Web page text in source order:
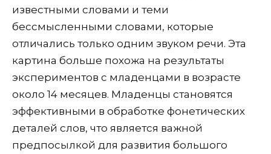
известными словами и теми
бессмысленными словами, которые
отличались только одним звуком речи. Эта
картина больше похожа на результаты
экспериментов с младенцами в возрасте
около 14 месяцев. Младенцы становятся
эффективными в обработке фонетических
деталей слов, что является важной
предпосылкой для развития большого